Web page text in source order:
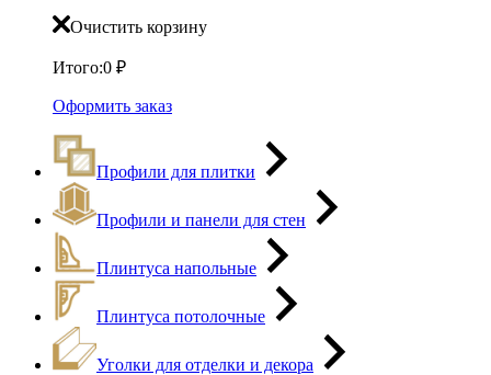
Очистить корзину
Итого:0 ₽
Оформить заказ
Профили для плитки
Профили и панели для стен
Плинтуса напольные
Плинтуса потолочные
Уголки для отделки и декора